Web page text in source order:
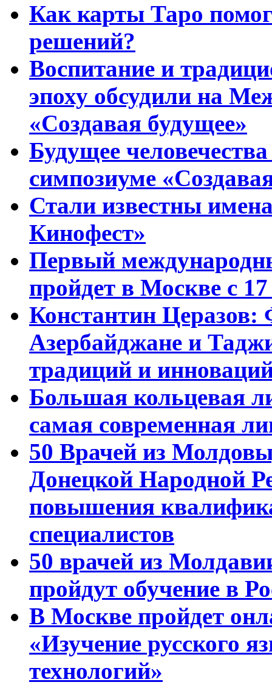
Как карты Таро
решений?
Воспитание и
эпоху обсудили на
«Создавая будущее»
Будущее
симпозиуме
Стали известны
Кинофест»
Первый
пройдет в Москве с
Константин Церазов:
Азербайджане и
традиций и
Большая кольцевая
самая современная
50 Врачей из
Донецкой Народной
повышения
специалистов
50 врачей из
пройдут обучение в
В Москве пройдет
«Изучение русского
технологий»